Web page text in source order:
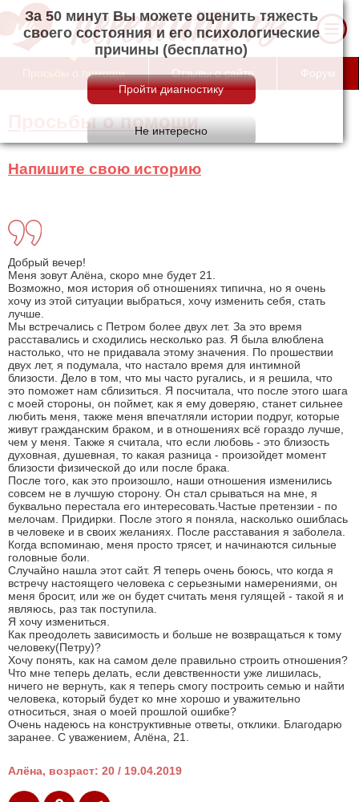
За 50 минут Вы можете оценить тяжесть
своего состояния и его психологические
причины (бесплатно)
Просьбы о помощи Отзывы о сайте Форум
Просьбы о помощи
Напишите свою историю
Добрый вечер!
Меня зовут Алёна, скоро мне будет 21.
Возможно, моя история об отношениях типична, но я очень
хочу из этой ситуации выбраться, хочу изменить себя, стать
лучше.
Мы встречались с Петром более двух лет. За это время
расставались и сходились несколько раз. Я была влюблена
настолько, что не придавала этому значения. По прошествии
двух лет, я подумала, что настало время для интимной
близости. Дело в том, что мы часто ругались, и я решила, что
это поможет нам сблизиться. Я посчитала, что после этого шага
с моей стороны, он поймет, как я ему доверяю, станет сильнее
любить меня, также меня впечатляли истории подруг, которые
живут гражданским браком, и в отношениях всё гораздо лучше,
чем у меня. Также я считала, что если любовь - это близость
духовная, душевная, то какая разница - произойдет момент
близости физической до или после брака.
После того, как это произошло, наши отношения изменились
совсем не в лучшую сторону. Он стал срываться на мне, я
буквально перестала его интересовать.Частые претензии - по
мелочам. Придирки. После этого я поняла, насколько ошиблась
в человеке и в своих желаниях. После расставания я заболела.
Когда вспоминаю, меня просто трясет, и начинаются сильные
головные боли.
Случайно нашла этот сайт. Я теперь очень боюсь, что когда я
встречу настоящего человека с серьезными намерениями, он
меня бросит, или же он будет считать меня гулящей - такой я и
являюсь, раз так поступила.
Я хочу измениться.
Как преодолеть зависимость и больше не возвращаться к тому
человеку(Петру)?
Хочу понять, как на самом деле правильно строить отношения?
Что мне теперь делать, если девственности уже лишилась,
ничего не вернуть, как я теперь смогу построить семью и найти
человека, который будет ко мне хорошо и уважительно
относиться, зная о моей прошлой ошибке?
Очень надеюсь на конструктивные ответы, отклики. Благодарю
заранее. С уважением, Алёна, 21.
Алёна, возраст: 20 / 19.04.2019